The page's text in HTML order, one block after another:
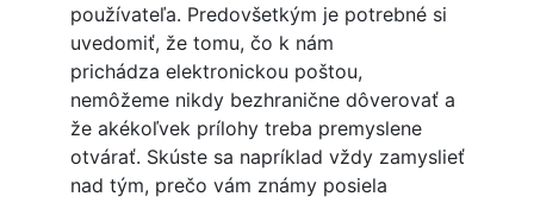
používateľa. Predovšetkým je potrebné si
uvedomiť, že tomu, čo k nám
prichádza elektronickou poštou,
nemôžeme nikdy bezhranične dôverovať a
že akékoľvek prílohy treba premyslene
otvárať. Skúste sa napríklad vždy zamyslieť
nad tým, prečo vám známy posiela